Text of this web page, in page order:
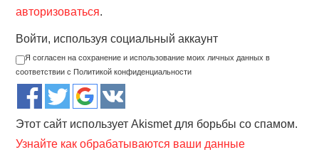
авторизоваться.
Войти, используя социальный аккаунт
Я согласен на сохранение и использование моих личных данных в
соответствии с Политикой конфиденциальности
Этот сайт использует Akismet для борьбы со спамом.
Узнайте как обрабатываются ваши данные